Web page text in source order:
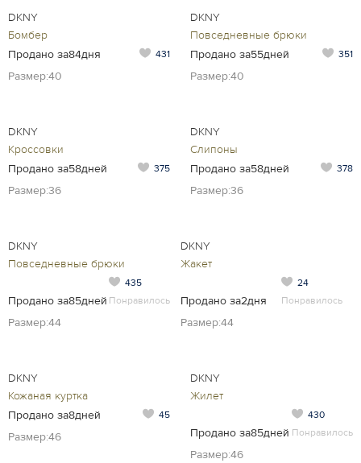
DKNY
Бомбер
Продано за84дня
431
Размер:40
DKNY
Повседневные брюки
Продано за55дней
351
Размер:40
DKNY
Кроссовки
Продано за58дней
375
Размер:36
DKNY
Слипоны
Продано за58дней
378
Размер:36
DKNY
Повседневные брюки
Продано за85дней
435
Понравилось
Размер:44
DKNY
Жакет
Продано за2дня
24
Понравилось
Размер:44
DKNY
Кожаная куртка
Продано за8дней
45
Размер:46
DKNY
Жилет
Продано за85дней
430
Понравилось
Размер:46